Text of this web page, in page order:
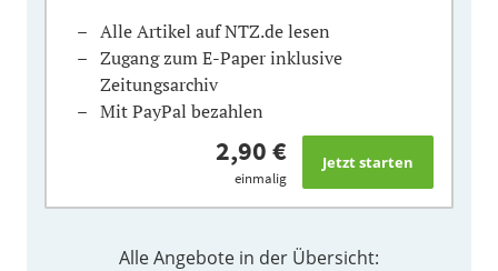
Alle Artikel auf NTZ.de lesen
Zugang zum E-Paper inklusive
Zeitungsarchiv
Mit PayPal bezahlen
2,90 €
einmalig
Alle Angebote in der Übersicht: